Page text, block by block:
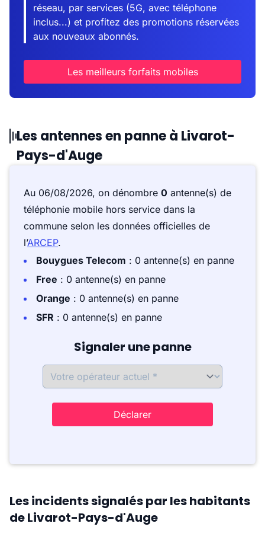
réseau, par services (5G, avec téléphone
inclus...) et profitez des promotions réservées
aux nouveaux abonnés.
Les meilleurs forfaits mobiles
Les antennes en panne à Livarot-
Pays-d'Auge
Au 06/08/2026, on dénombre 0 antenne(s) de
téléphonie mobile hors service dans la
commune selon les données officielles de
l’ARCEP.
Bouygues Telecom : 0 antenne(s) en panne
Free : 0 antenne(s) en panne
Orange : 0 antenne(s) en panne
SFR : 0 antenne(s) en panne
Signaler une panne
Déclarer
Les incidents signalés par les habitants
de Livarot-Pays-d'Auge